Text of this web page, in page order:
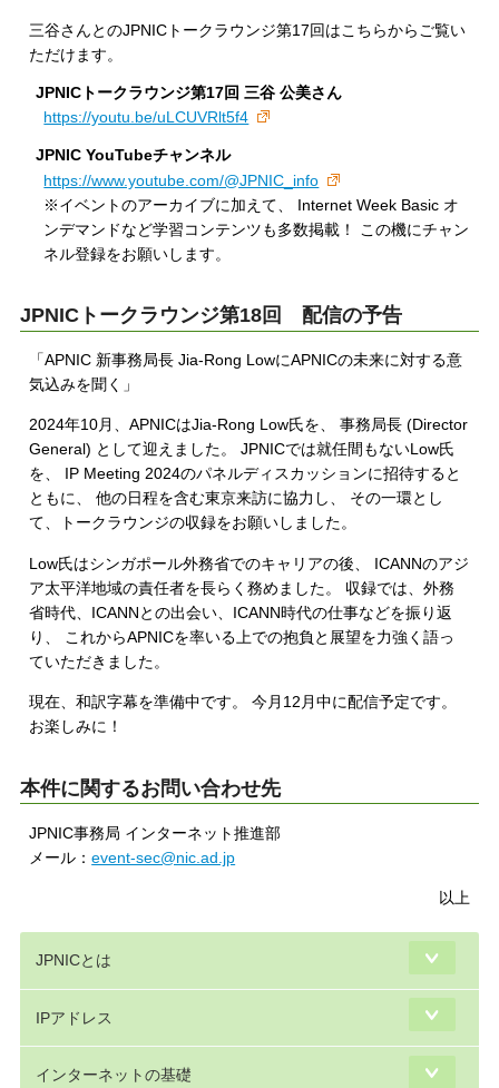
三谷さんとのJPNICトークラウンジ第17回はこちらからご覧い
ただけます。
JPNICトークラウンジ第17回 三谷 公美さん
https://youtu.be/uLCUVRlt5f4
JPNIC YouTubeチャンネル
https://www.youtube.com/@JPNIC_info
※イベントのアーカイブに加えて、 Internet Week Basic オ
ンデマンドなど学習コンテンツも多数掲載！ この機にチャン
ネル登録をお願いします。
JPNICトークラウンジ第18回 配信の予告
「APNIC 新事務局長 Jia-Rong LowにAPNICの未来に対する意
気込みを聞く」
2024年10月、APNICはJia-Rong Low氏を、 事務局長 (Director
General) として迎えました。 JPNICでは就任間もないLow氏
を、 IP Meeting 2024のパネルディスカッションに招待すると
ともに、 他の日程を含む東京来訪に協力し、 その一環とし
て、トークラウンジの収録をお願いしました。
Low氏はシンガポール外務省でのキャリアの後、 ICANNのアジ
ア太平洋地域の責任者を長らく務めました。 収録では、外務
省時代、ICANNとの出会い、ICANN時代の仕事などを振り返
り、 これからAPNICを率いる上での抱負と展望を力強く語っ
ていただきました。
現在、和訳字幕を準備中です。 今月12月中に配信予定です。
お楽しみに！
本件に関するお問い合わせ先
JPNIC事務局 インターネット推進部
メール：event-sec@nic.ad.jp
以上
JPNICとは
IPアドレス
インターネットの基礎